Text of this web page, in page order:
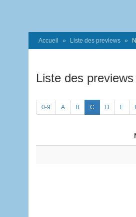
Accueil Liste des previews
Liste des
0-9 A B C D E